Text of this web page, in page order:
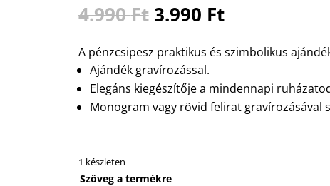
4.990Ft Original
price
was:
4.990 Ft.
3.990 FtCurrent
price
is:
3.990 Ft.
A pénzcsipesz praktikus és szimbolikus
Ajándék gravírozással.
Elegáns kiegészítője a mindennapi
Monogram vagy rövid felirat gravírozásával
1 készleten
Szöveg a termékre